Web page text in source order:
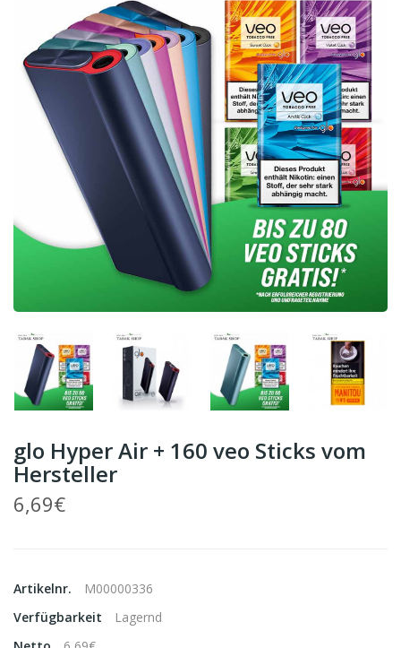
glo Hyper Air + 160 veo Sticks vom
Hersteller
6,69€
Artikelnr.
M00000336
Verfügbarkeit
Lagernd